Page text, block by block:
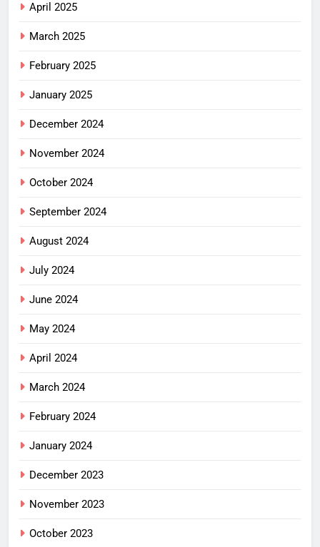
April 2025
March 2025
February 2025
January 2025
December 2024
November 2024
October 2024
September 2024
August 2024
July 2024
June 2024
May 2024
April 2024
March 2024
February 2024
January 2024
December 2023
November 2023
October 2023